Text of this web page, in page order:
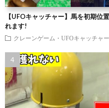
【UFOキャッチャー】馬を初期位
れます!
クレーンゲーム・UFOキャッチャ